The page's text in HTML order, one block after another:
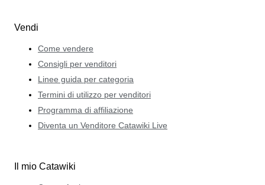
Vendi
Come vendere
Consigli per venditori
Linee guida per categoria
Termini di utilizzo per venditori
Programma di affiliazione
Diventa un Venditore Catawiki Live
Il mio Catawiki